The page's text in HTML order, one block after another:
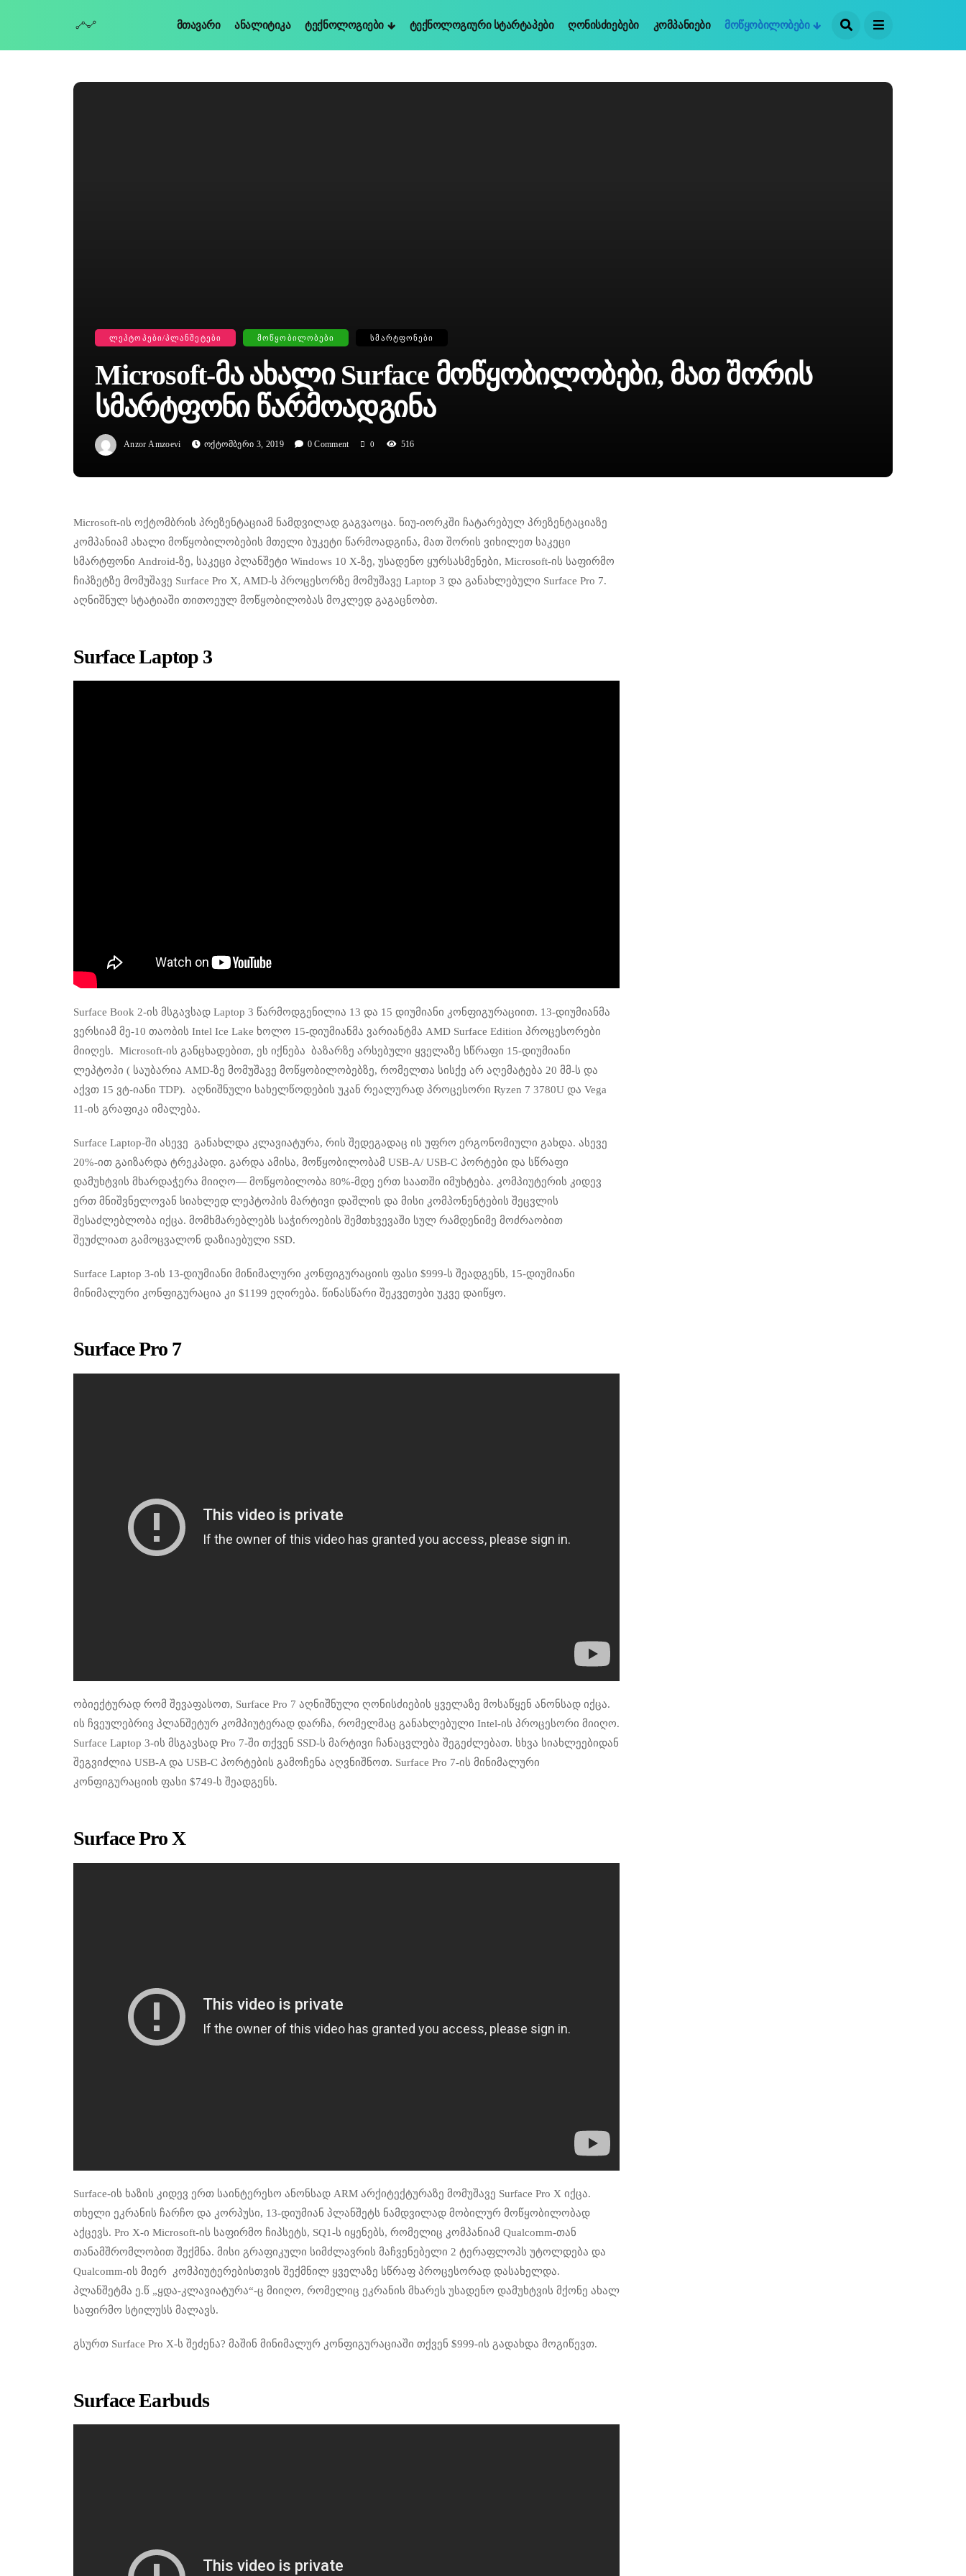
Მთავარი Ანალიტიკა Ტექნოლოგიები Ტექნოლოგიური Სტარტაპები Ღონისძიებები Კომპანიები Მოწყობილობები
ᲚᲔᲞᲢᲝᲞᲔᲑᲘ/ᲞᲚᲐᲜᲨᲔᲢᲔᲑᲘ ᲛᲝᲬᲧᲝᲑᲘᲚᲝᲑᲔᲑᲘ ᲡᲛᲐᲠᲢᲤᲝᲜᲔᲑᲘ
Microsoft-Მა Ახალი Surface Მოწყობილობები, Მათ Შორის
Სმარტფონი Წარმოადგინა
Anzor Amzoevi Ოქტომბერი 3, 2019 0 Comment 0 516
Microsoft-ის ოქტომბრის პრეზენტაციამ ნამდვილად გაგვაოცა. ნიუ-იორკში ჩატარებულ პრეზენტაციაზე
კომპანიამ ახალი მოწყობილობების მთელი ბუკეტი წარმოადგინა, მათ შორის ვიხილეთ საკეცი
სმარტფონი Android-ზე, საკეცი პლანშეტი Windows 10 X-ზე, უსადენო ყურსასმენები, Microsoft-ის საფირმო
ჩიპზეტზე მომუშავე Surface Pro X, AMD-ს პროცესორზე მომუშავე Laptop 3 და განახლებული Surface Pro 7.
აღნიშნულ სტატიაში თითოეულ მოწყობილობას მოკლედ გაგაცნობთ.
Surface Laptop 3
Surface Book 2-ის მსგავსად Laptop 3 წარმოდგენილია 13 და 15 დიუმიანი კონფიგურაციით. 13-დიუმიანმა
ვერსიამ მე-10 თაობის Intel Ice Lake ხოლო 15-დიუმიანმა ვარიანტმა AMD Surface Edition პროცესორები
მიიღეს. Microsoft-ის განცხადებით, ეს იქნება ბაზარზე არსებული ყველაზე სწრაფი 15-დიუმიანი
ლეპტოპი ( საუბარია AMD-ზე მომუშავე მოწყობილობებზე, რომელთა სისქე არ აღემატება 20 მმ-ს და
აქვთ 15 ვტ-იანი TDP). აღნიშნული სახელწოდების უკან რეალურად პროცესორი Ryzen 7 3780U და Vega
11-ის გრაფიკა იმალება.
Surface Laptop-ში ასევე განახლდა კლავიატურა, რის შედეგადაც ის უფრო ერგონომიული გახდა. ასევე
20%-ით გაიზარდა ტრეკპადი. გარდა ამისა, მოწყობილობამ USB-A/ USB-C პორტები და სწრაფი
დამუხტვის მხარდაჭერა მიიღო— მოწყობილობა 80%-მდე ერთ საათში იმუხტება. კომპიუტერის კიდევ
ერთ მნიშვნელოვან სიახლედ ლეპტოპის მარტივი დაშლის და მისი კომპონენტების შეცვლის
შესაძლებლობა იქცა. მომხმარებლებს საჭიროების შემთხვევაში სულ რამდენიმე მოძრაობით
შეუძლიათ გამოცვალონ დაზიაებული SSD.
Surface Laptop 3-ის 13-დიუმიანი მინიმალური კონფიგურაციის ფასი $999-ს შეადგენს, 15-დიუმიანი
მინიმალური კონფიგურაცია კი $1199 ეღირება. წინასწარი შეკვეთები უკვე დაიწყო.
Surface Pro 7
ობიექტურად რომ შევაფასოთ, Surface Pro 7 აღნიშნული ღონისძიების ყველაზე მოსაწყენ ანონსად იქცა.
ის ჩვეულებრივ პლანშეტურ კომპიუტერად დარჩა, რომელმაც განახლებული Intel-ის პროცესორი მიიღო.
Surface Laptop 3-ის მსგავსად Pro 7-ში თქვენ SSD-ს მარტივი ჩანაცვლება შეგეძლებათ. სხვა სიახლეებიდან
შეგვიძლია USB-A და USB-C პორტების გამოჩენა აღვნიშნოთ. Surface Pro 7-ის მინიმალური
კონფიგურაციის ფასი $749-ს შეადგენს.
Surface Pro X
Surface-ის ხაზის კიდევ ერთ საინტერესო ანონსად ARM არქიტექტურაზე მომუშავე Surface Pro X იქცა.
თხელი ეკრანის ჩარჩო და კორპუსი, 13-დიუმიან პლანშეტს ნამდვილად მობილურ მოწყობილობად
აქცევს. Pro X-ი Microsoft-ის საფირმო ჩიპსეტს, SQ1-ს იყენებს, რომელიც კომპანიამ Qualcomm-თან
თანამშრომლობით შექმნა. მისი გრაფიკული სიმძლავრის მაჩვენებელი 2 ტერაფლოპს უტოლდება და
Qualcomm-ის მიერ კომპიუტერებისთვის შექმნილ ყველაზე სწრაფ პროცესორად დასახელდა.
პლანშეტმა ე.წ „ყდა-კლავიატურა“-ც მიიღო, რომელიც ეკრანის მხარეს უსადენო დამუხტვის მქონე ახალ
საფირმო სტილუსს მალავს.
გსურთ Surface Pro X-ს შეძენა? მაშინ მინიმალურ კონფიგურაციაში თქვენ $999-ის გადახდა მოგიწევთ.
Surface Earbuds